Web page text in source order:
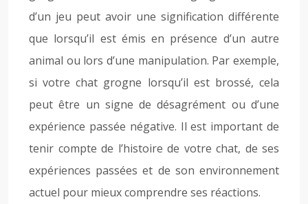
d’un jeu peut avoir une signification différente
que lorsqu’il est émis en présence d’un autre
animal ou lors d’une manipulation. Par exemple,
si votre chat grogne lorsqu’il est brossé, cela
peut être un signe de désagrément ou d’une
expérience passée négative. Il est important de
tenir compte de l’histoire de votre chat, de ses
expériences passées et de son environnement
actuel pour mieux comprendre ses réactions.